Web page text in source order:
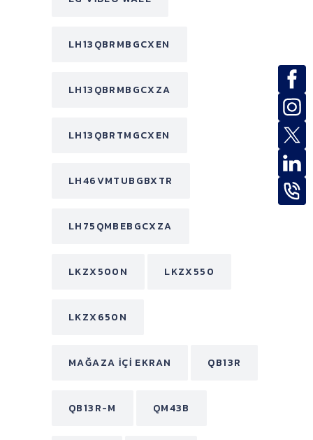
LH13QBRMBGCXEN
LH13QBRMBGCXZA
LH13QBRTMGCXEN
LH46VMTUBGBXTR
LH75QMBEBGCXZA
LKZX500N LKZX550
LKZX650N
MAĞAZA İÇI EKRAN QB13R
QB13R-M QM43B